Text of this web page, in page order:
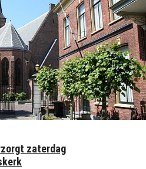
zaterdag